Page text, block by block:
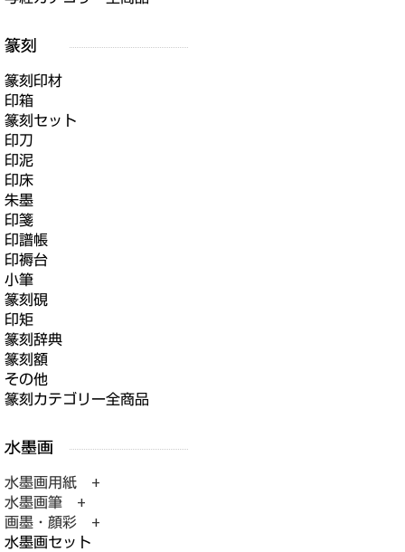
篆刻印材
印箱
篆刻セット
印刀
印泥
印床
朱墨
印箋
印譜帳
印褥台
小筆
篆刻硯
印矩
篆刻辞典
篆刻額
その他
篆刻カテゴリー全商品
水墨画用紙 +
水墨画筆 +
画墨・顔彩 +
水墨画セット